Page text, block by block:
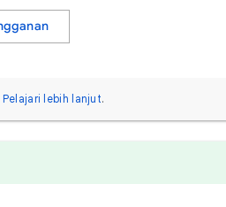
Pelajari lebih lanjut.